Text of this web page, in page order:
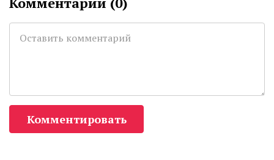
Комментировать